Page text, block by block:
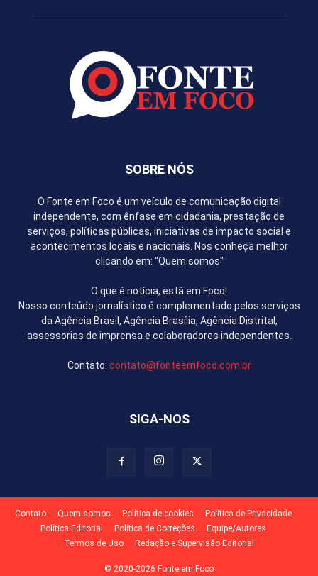
SOBRE NÓS
O Fonte em Foco é um veículo de comunicação digital
independente, com ênfase em cidadania, prestação de
serviços, políticas públicas, iniciativas de impacto social e
acontecimentos locais e nacionais. Nos conheça melhor
clicando em: "Quem somos"
O que é notícia, está em Foco!
Nosso conteúdo jornalístico é complementado pelos serviços
da Agência Brasil, Agência Brasília, Agência Distrital,
assessorias de imprensa e colaboradores independentes.
Contato: contato@fonteemfoco.com.br
SIGA-NOS
Contato Quem somos Política de cookies
Política de Privacidade
Política Editorial
Política de Correções
Equipe/Autores
Termos de Uso
Redação e Supervisão Editorial
© 2020-2026 Fonte em Foco